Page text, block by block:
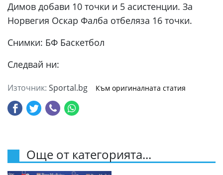
Димов добави 10 точки и 5 асистенции. За
Норвегия Оскар Фалба отбеляза 16 точки.
Снимки: БФ Баскетбол
Следвай ни:
Източник: Sportal.bg Към оригиналната статия
Още от категорията...